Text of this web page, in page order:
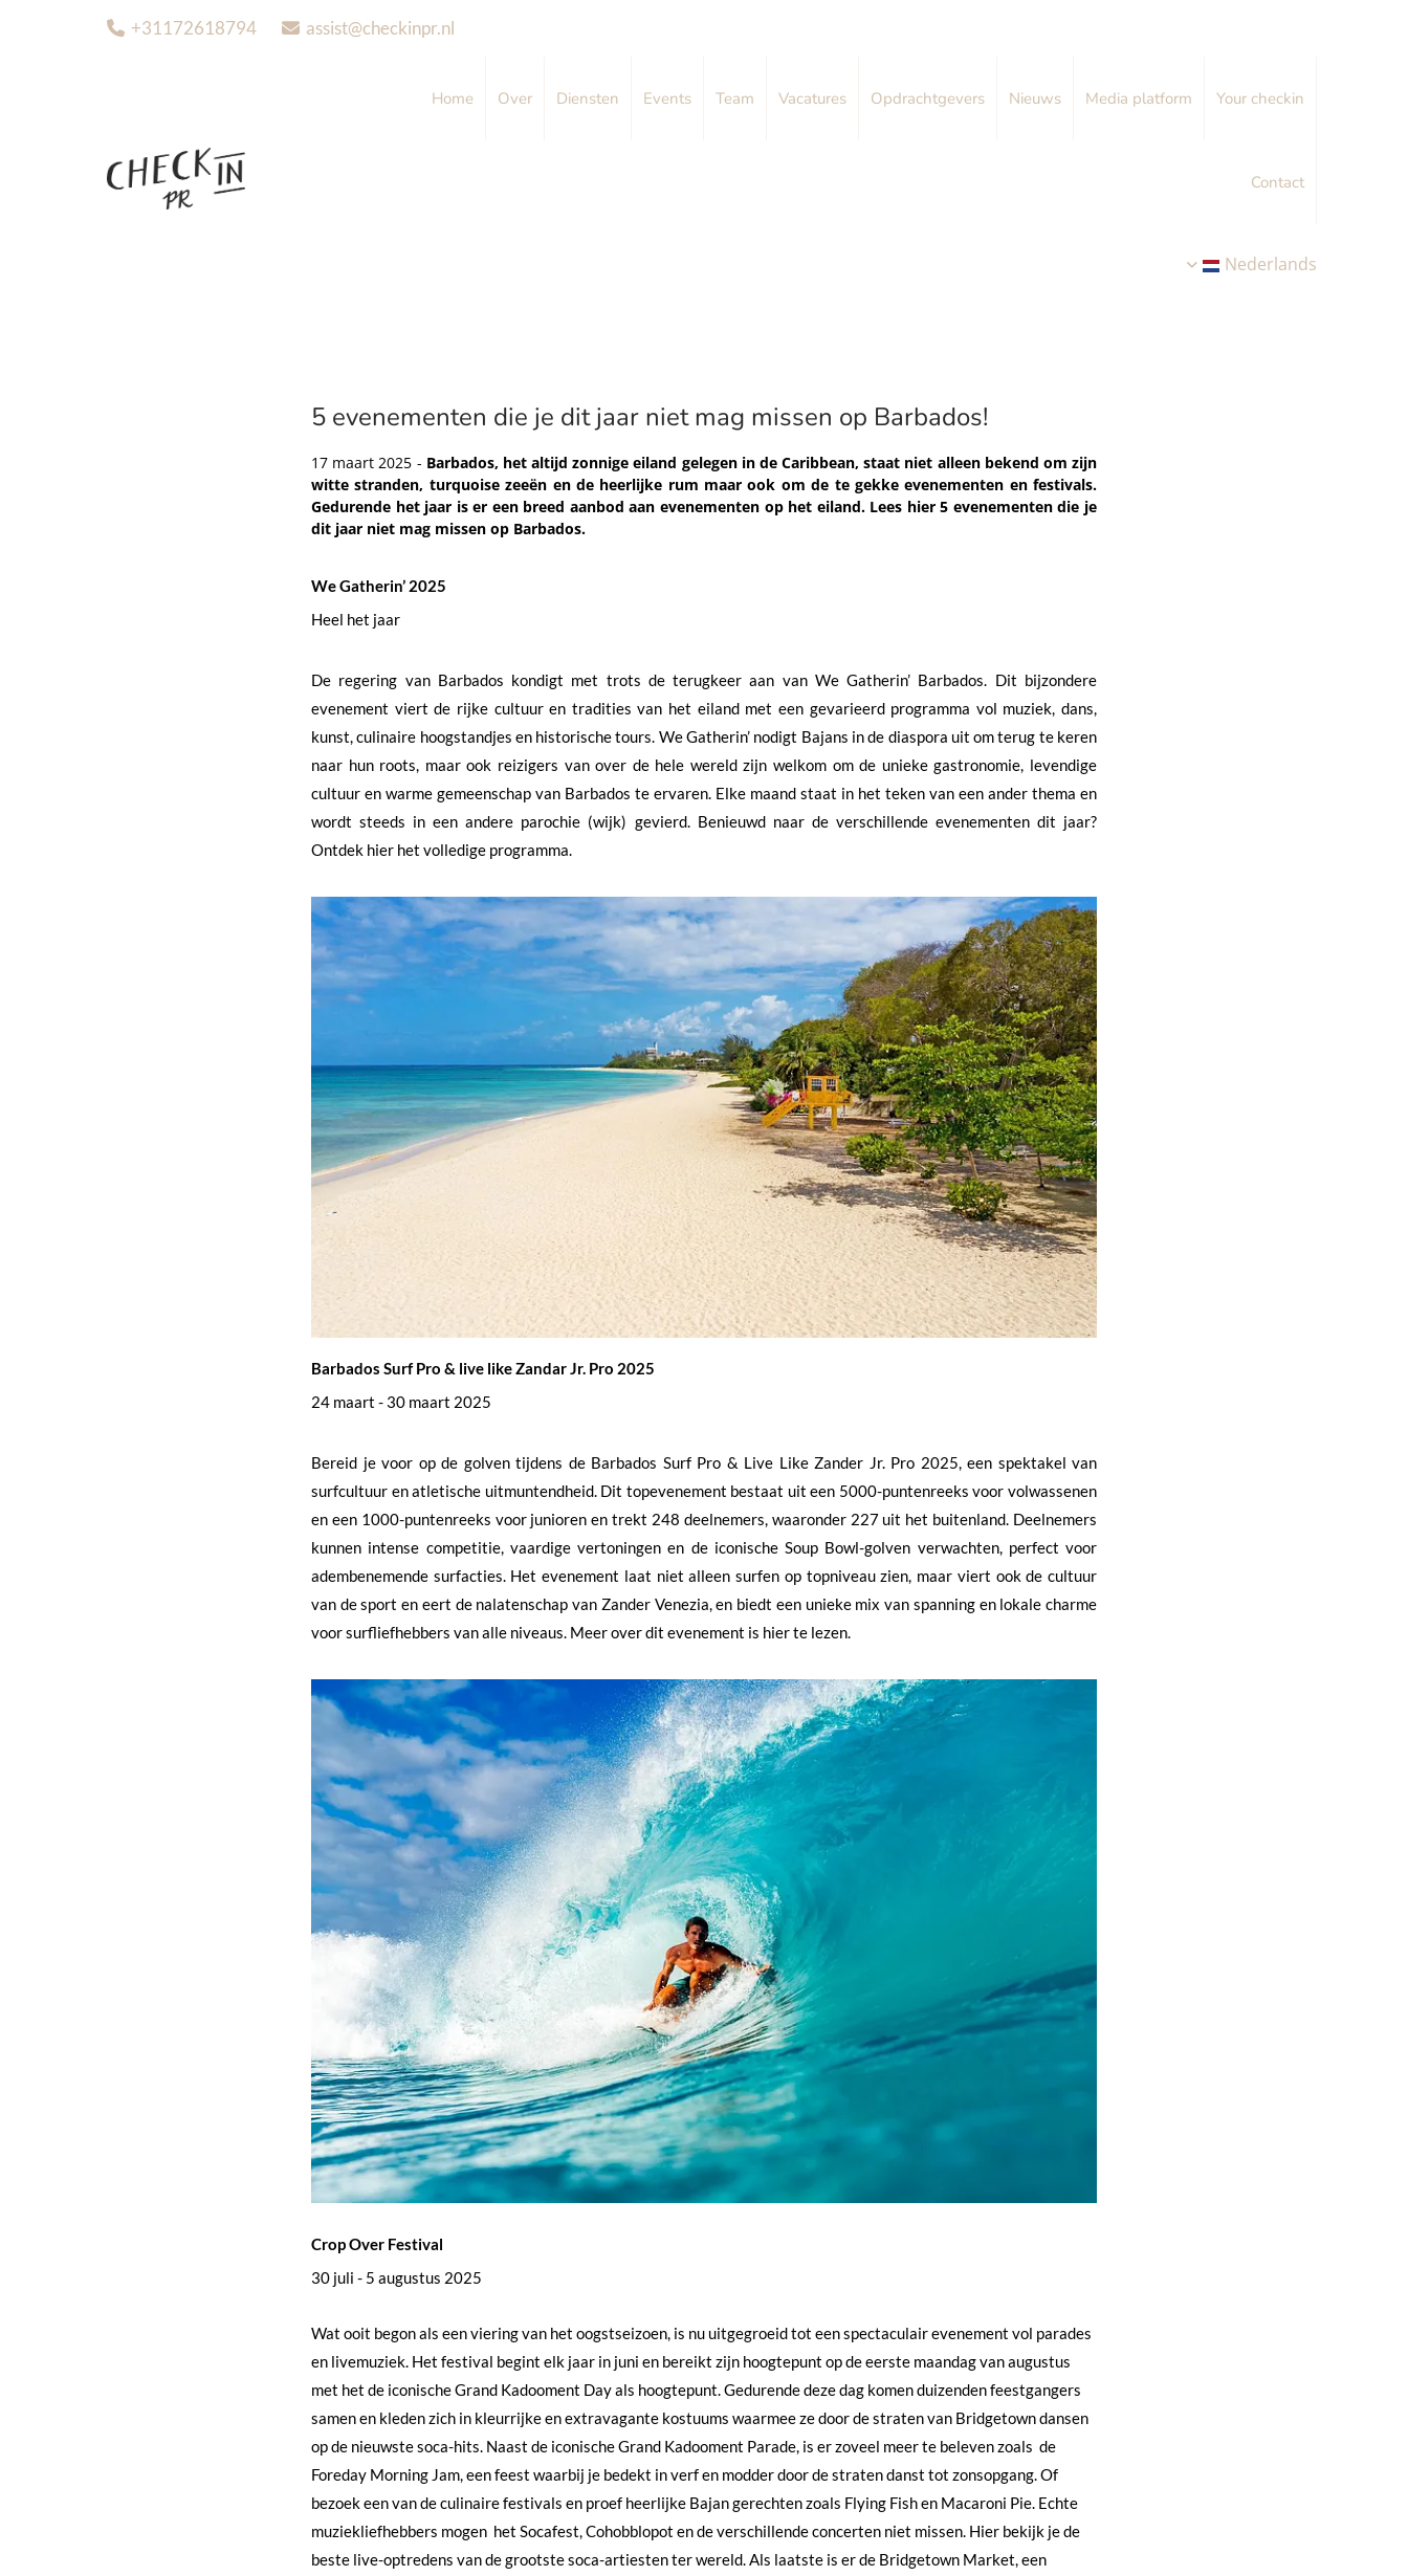
 +31172618794  assist@checkinpr.nl
Home Over Diensten Events Team Vacatures Opdrachtgevers Nieuws Media platform Your checkin
Contact
Nederlands
5 evenementen die je dit jaar niet mag missen op Barbados!
17 maart 2025 - Barbados, het altijd zonnige eiland gelegen in de Caribbean, staat niet alleen bekend om zijn
witte stranden, turquoise zeeën en de heerlijke rum maar ook om de te gekke evenementen en festivals.
Gedurende het jaar is er een breed aanbod aan evenementen op het eiland. Lees hier 5 evenementen die je
dit jaar niet mag missen op Barbados.
We Gatherin’ 2025
Heel het jaar
De regering van Barbados kondigt met trots de terugkeer aan van We Gatherin’ Barbados. Dit bijzondere
evenement viert de rijke cultuur en tradities van het eiland met een gevarieerd programma vol muziek, dans,
kunst, culinaire hoogstandjes en historische tours. We Gatherin’ nodigt Bajans in de diaspora uit om terug te keren
naar hun roots, maar ook reizigers van over de hele wereld zijn welkom om de unieke gastronomie, levendige
cultuur en warme gemeenschap van Barbados te ervaren. Elke maand staat in het teken van een ander thema en
wordt steeds in een andere parochie (wijk) gevierd. Benieuwd naar de verschillende evenementen dit jaar?
Ontdek hier het volledige programma.
Barbados Surf Pro & live like Zandar Jr. Pro 2025
24 maart - 30 maart 2025
Bereid je voor op de golven tijdens de Barbados Surf Pro & Live Like Zander Jr. Pro 2025, een spektakel van
surfcultuur en atletische uitmuntendheid. Dit topevenement bestaat uit een 5000-puntenreeks voor volwassenen
en een 1000-puntenreeks voor junioren en trekt 248 deelnemers, waaronder 227 uit het buitenland. Deelnemers
kunnen intense competitie, vaardige vertoningen en de iconische Soup Bowl-golven verwachten, perfect voor
adembenemende surfacties. Het evenement laat niet alleen surfen op topniveau zien, maar viert ook de cultuur
van de sport en eert de nalatenschap van Zander Venezia, en biedt een unieke mix van spanning en lokale charme
voor surfliefhebbers van alle niveaus. Meer over dit evenement is hier te lezen.
Crop Over Festival
30 juli - 5 augustus 2025
Wat ooit begon als een viering van het oogstseizoen, is nu uitgegroeid tot een spectaculair evenement vol parades
en livemuziek. Het festival begint elk jaar in juni en bereikt zijn hoogtepunt op de eerste maandag van augustus
met het de iconische Grand Kadooment Day als hoogtepunt. Gedurende deze dag komen duizenden feestgangers
samen en kleden zich in kleurrijke en extravagante kostuums waarmee ze door de straten van Bridgetown dansen
op de nieuwste soca-hits. Naast de iconische Grand Kadooment Parade, is er zoveel meer te beleven zoals de
Foreday Morning Jam, een feest waarbij je bedekt in verf en modder door de straten danst tot zonsopgang. Of
bezoek een van de culinaire festivals en proef heerlijke Bajan gerechten zoals Flying Fish en Macaroni Pie. Echte
muziekliefhebbers mogen het Socafest, Cohobblopot en de verschillende concerten niet missen. Hier bekijk je de
beste live-optredens van de grootste soca-artiesten ter wereld. Als laatste is er de Bridgetown Market, een